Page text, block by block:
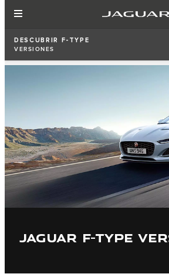
DESCUBRIR F‑TYPE
VERSIONES
JAGUAR F-TYPE